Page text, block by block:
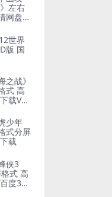
左右
网盘
世界
版 国
之战》
式 高
载VR
少年
式分屏
载
侠3
式 高
度3DV